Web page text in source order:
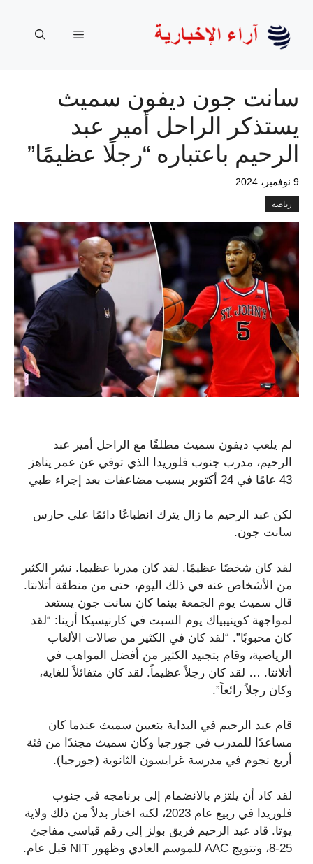
المحتوى
القائمة
سانت جون ديفون سميث
يستذكر الراحل أمير عبد
الرحيم باعتباره “رجلًا عظيمًا”
9 نوفمبر، 2024
رياضة
لم يلعب ديفون سميث مطلقًا مع الراحل أمير عبد
الرحيم، مدرب جنوب فلوريدا الذي توفي عن عمر يناهز
43 عامًا في 24 أكتوبر بسبب مضاعفات بعد إجراء طبي
لكن عبد الرحيم ما زال يترك انطباعًا دائمًا على حارس
سانت جون.
لقد كان شخصًا عظيمًا. لقد كان مدربا عظيما. نشر الكثير
من الأشخاص عنه في ذلك اليوم، حتى من منطقة أتلانتا.
قال سميث يوم الجمعة بينما كان سانت جون يستعد
لمواجهة كوينيبياك يوم السبت في كارنيسيكا أرينا: “لقد
كان محبوبًا”. “لقد كان في الكثير من صالات الألعاب
الرياضية، وقام بتجنيد الكثير من أفضل المواهب في
أتلانتا. … لقد كان رجلاً عظيماً. لقد كان متفائلاً للغاية،
وكان رجلاً رائعاً”.
قام عبد الرحيم في البداية بتعيين سميث عندما كان
مساعدًا للمدرب في جورجيا وكان سميث مجندًا من فئة
أربع نجوم في مدرسة غرايسون الثانوية (جورجيا).
لقد كاد أن يلتزم بالانضمام إلى برنامجه في جنوب
فلوريدا في ربيع عام 2023، لكنه اختار بدلاً من ذلك ولاية
يوتا. قاد عبد الرحيم فريق بولز إلى رقم قياسي مفاجئ
25-8، وتتويج AAC للموسم العادي وظهور NIT قبل عام.